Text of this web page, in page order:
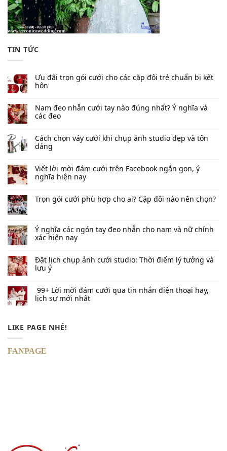
TIN TỨC
Ưu đãi trọn gói cưới cho các cặp đôi trẻ chuẩn bị kết
hôn
Nam đeo nhẫn cưới tay nào đúng nhất​? Ý nghĩa và
các đeo
Cách chọn váy cưới khi chụp ảnh studio đẹp và tôn
dáng
Viết lời mời đám cưới trên Facebook​ ngắn gọn, ý
nghĩa hiện nay
Trọn gói cưới phù hợp cho ai? Cặp đôi nào nên chọn?
Ý nghĩa các ngón tay đeo nhẫn cho nam và nữ chính
xác hiện nay
Đặt lịch chụp ảnh cưới studio: Thời điểm lý tưởng và
lưu ý
99+ Lời mời đám cưới qua tin nhắn​ điện thoại hay,
lịch sự mới nhất
LIKE PAGE NHÉ!
FANPAGE